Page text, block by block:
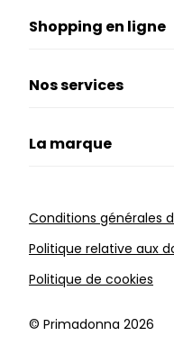
Shopping en ligne
Nos services
La marque
Conditions générales
Politique relative aux
Politique de cookies
©️ Primadonna 2026